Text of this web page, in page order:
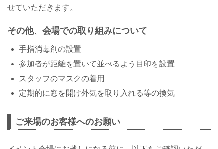
せていただきます。
その他、会場での取り組みについて
手指消毒剤の設置
参加者が距離を置いて並べるよう目印を設置
スタッフのマスクの着用
定期的に窓を開け外気を取り入れる等の換気
ご来場のお客様へのお願い